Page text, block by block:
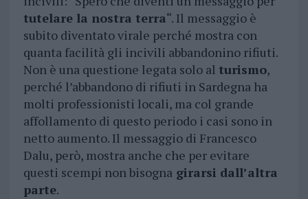
tutelare la nostra terra“. Il messaggio è
subito diventato virale perché mostra con
quanta facilità gli incivili abbandonino rifiuti.
Non è una questione legata solo al turismo,
perché l’abbandono di rifiuti in Sardegna ha
molti professionisti locali, ma col grande
affollamento di questo periodo i casi sono in
netto aumento. Il messaggio di Francesco
Dalu, però, mostra anche che per evitare
questi scempi non bisognagirarsi dall’altra
parte.